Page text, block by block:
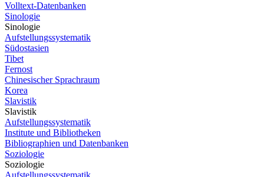
Volltext-Datenbanken
Sinologie
Sinologie
Aufstellungssystematik
Südostasien
Tibet
Fernost
Chinesischer Sprachraum
Korea
Slavistik
Slavistik
Aufstellungssystematik
Institute und Bibliotheken
Bibliographien und Datenbanken
Soziologie
Soziologie
Aufstellungssystematik